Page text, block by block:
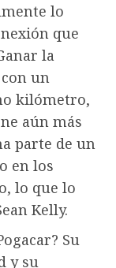
lo
que
la
un
kilómetro,
aún más
parte de un
en los
lo que lo
Kelly.
Su
y su